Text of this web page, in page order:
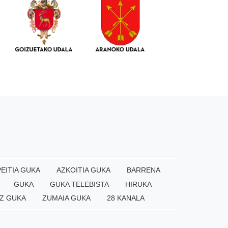
GUKA AZKOITIA GUKA
BARRENA
GUKA GUKA TELEBISTA
HIRUKA
GUKA ZUMAIA GUKA 28 KANALA